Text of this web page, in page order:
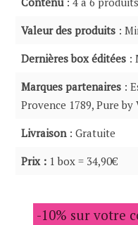
Valeur des produits:
Dernières box éditées:
Marques partenaires:
Provence 1789, Pure by
Livraison: Gratuite
Prix : 1 box = 34,90€
-10% sur votre